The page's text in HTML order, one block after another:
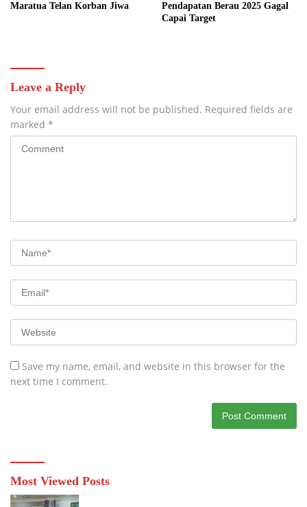
Maratua Telan Korban Jiwa
Pendapatan Berau 2025 Gagal
Capai Target
Leave a Reply
Your email address will not be published. Required fields are
marked *
Save my name, email, and website in this browser for the
next time I comment.
Most Viewed Posts